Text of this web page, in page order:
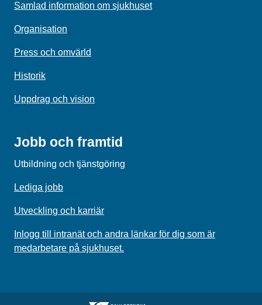
Samlad information om sjukhuset
Organisation
Press och omvärld
Historik
Uppdrag och vision
Jobb och framtid
Utbildning och tjänstgöring
Lediga jobb
Utveckling och karriär
Inlogg till intranät och andra länkar för dig som är
medarbetare på sjukhuset.